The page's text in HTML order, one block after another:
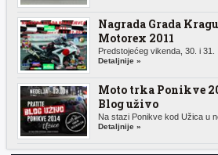
Nagrada Grada
Motorex 2011
Predstojećeg vikenda, 30. i 31.
Detaljnije »
Moto trka Ponikve
Blog uživo
Na stazi Ponikve kod Užica u
Detaljnije »